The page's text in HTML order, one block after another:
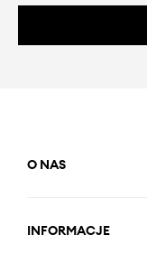
O NAS
INFORMACJE